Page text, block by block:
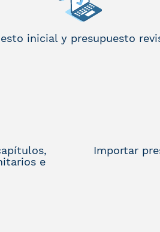
inicial y presupuesto
e
Importar